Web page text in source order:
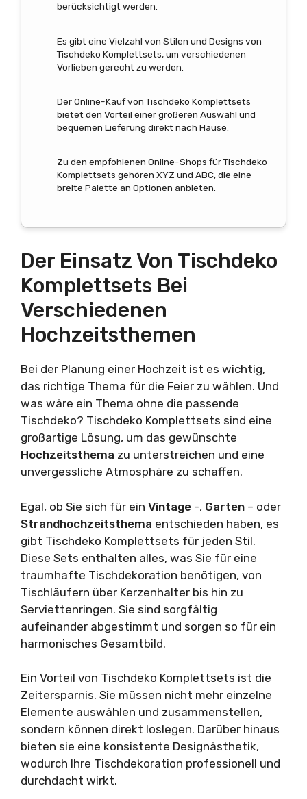
berücksichtigt werden.
Es gibt eine Vielzahl von Stilen und Designs von
Tischdeko Komplettsets, um verschiedenen
Vorlieben gerecht zu werden.
Der Online-Kauf von Tischdeko Komplettsets
bietet den Vorteil einer größeren Auswahl und
bequemen Lieferung direkt nach Hause.
Zu den empfohlenen Online-Shops für Tischdeko
Komplettsets gehören XYZ und ABC, die eine
breite Palette an Optionen anbieten.
Der Einsatz Von Tischdeko
Komplettsets Bei
Verschiedenen
Hochzeitsthemen
Bei der Planung einer Hochzeit ist es wichtig,
das richtige Thema für die Feier zu wählen. Und
was wäre ein Thema ohne die passende
Tischdeko? Tischdeko Komplettsets sind eine
großartige Lösung, um das gewünschte
Hochzeitsthema zu unterstreichen und eine
unvergessliche Atmosphäre zu schaffen.
Egal, ob Sie sich für ein Vintage -, Garten – oder
Strandhochzeitsthema entschieden haben, es
gibt Tischdeko Komplettsets für jeden Stil.
Diese Sets enthalten alles, was Sie für eine
traumhafte Tischdekoration benötigen, von
Tischläufern über Kerzenhalter bis hin zu
Serviettenringen. Sie sind sorgfältig
aufeinander abgestimmt und sorgen so für ein
harmonisches Gesamtbild.
Ein Vorteil von Tischdeko Komplettsets ist die
Zeitersparnis. Sie müssen nicht mehr einzelne
Elemente auswählen und zusammenstellen,
sondern können direkt loslegen. Darüber hinaus
bieten sie eine konsistente Designästhetik,
wodurch Ihre Tischdekoration professionell und
durchdacht wirkt.